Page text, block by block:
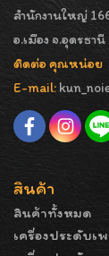
สำนักงานใหญ่
อ.เมือง จ.อุดรธ
ติดต่อ คุณหน่อย
E-mail:
สินค้า
สินค้าทั้งหมด
เครื่องประดับเ